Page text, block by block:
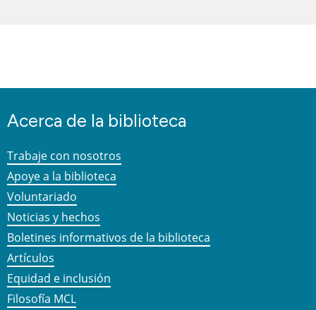
Acerca de la biblioteca
Trabaje con nosotros
Apoye a la biblioteca
Voluntariado
Noticias y hechos
Boletines informativos de la biblioteca
Artículos
Equidad e inclusión
Filosofía MCL